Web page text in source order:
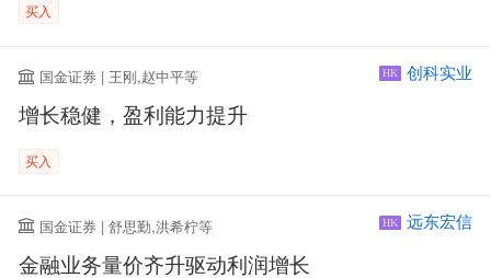
买入
国金证券 | 王刚,赵中平等 HK 创科实业
增长稳健，盈利能力提升
买入
国金证券 | 舒思勤,洪希柠等 HK 远东宏信
金融业务量价齐升驱动利润增长